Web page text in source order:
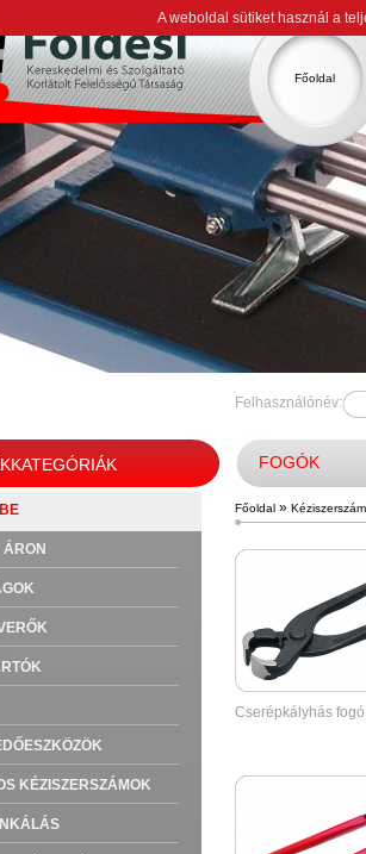
A weboldal sütiket használ a
Főoldal
KÉZISZERSZÁMOK
Felhasználónév:
FOGÓK
Főoldal »
Cserépkályhás fogó